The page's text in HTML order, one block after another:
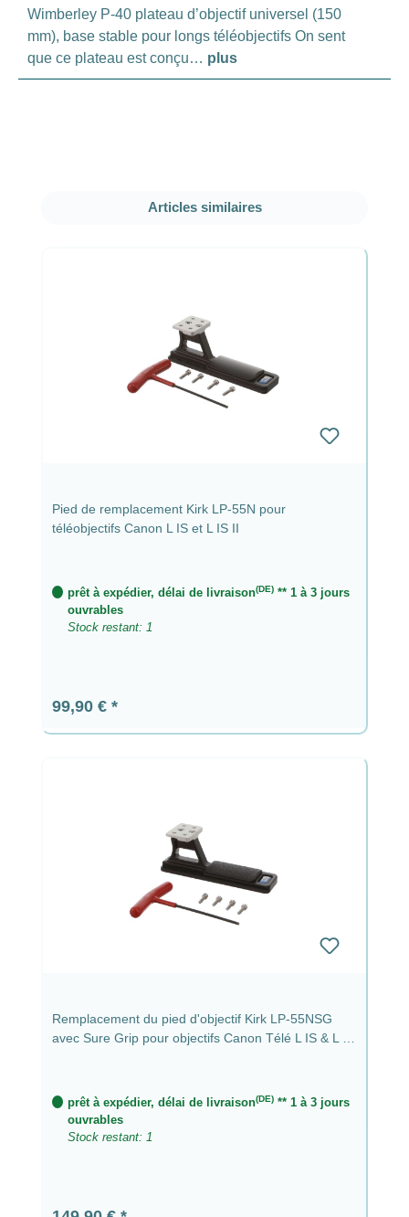
Wimberley P-40 plateau d’objectif universel (150
mm), base stable pour longs téléobjectifs On sent
que ce plateau est conçu… plus
Ignorer la galerie de produits
Articles similaires
Pied de remplacement Kirk LP-55N pour
téléobjectifs Canon L IS et L IS II
prêt à expédier, délai de livraison(DE)** 1 à 3 jours
ouvrables
Stock restant: 1
Prix régulier :
99,90 €
Remplacement du pied d'objectif Kirk LP-55NSG
avec Sure Grip pour objectifs Canon Télé L IS & L IS
prêt à expédier, délai de livraison(DE)** 1 à 3 jours
ouvrables
Stock restant: 1